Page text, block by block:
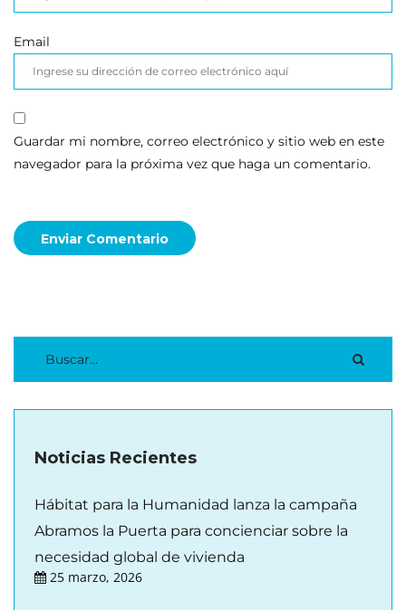
Email
Guardar mi nombre, correo electrónico y sitio web en este
navegador para la próxima vez que haga un comentario.
Enviar Comentario
Noticias Recientes
Hábitat para la Humanidad lanza la campaña
Abramos la Puerta para concienciar sobre la
necesidad global de vivienda
25 marzo, 2026